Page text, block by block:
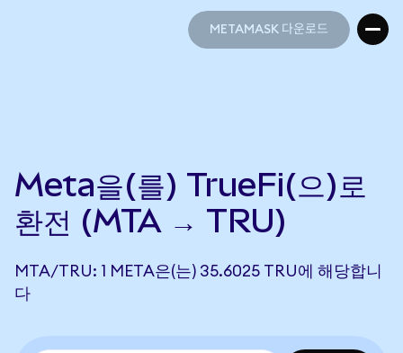
METAMASK 다운로드
Meta을(를) TrueFi(으)로
환전 (MTA → TRU)
MTA/TRU: 1 META은(는) 35.6025 TRU에 해당합니
다